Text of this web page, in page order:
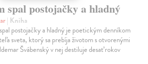
spal postojačky a hladný
| Kniha
postojačky a hladný je poetickým denníkom
sveta, ktorý sa prebíja životom s otvorenými
Švábenský v nej destiluje desať rokov